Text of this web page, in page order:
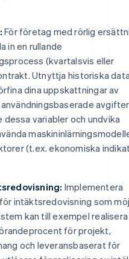
För företag med rörlig
in en rullande
(kvartalsvis eller
Utnyttja historiska
dina uppskattningar av
variabler och undvika
(t.ex. ekonomiska
Implementera
intäktsredovisning som
kan till exempel realisera
för projekt,
och leveransbaserat för